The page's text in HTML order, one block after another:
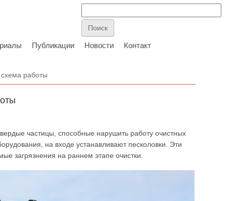
Публикации Новости Контакт
схема работы
частицы, способные нарушить работу очистных
на входе устанавливают песколовки. Эти
загрязнения на раннем этапе очистки.